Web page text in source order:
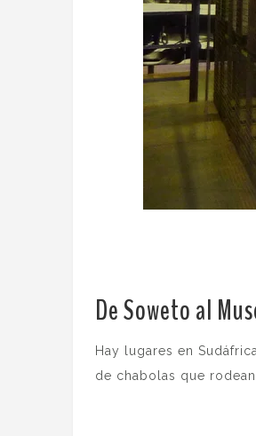
De Soweto al
Hay lugares en
de chabolas que rodean